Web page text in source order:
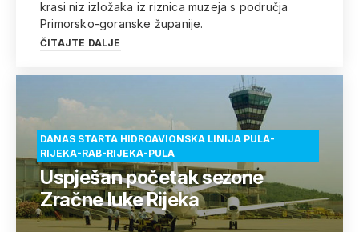
krasi niz izložaka iz riznica muzeja s područja
Primorsko-goranske županije.
ČITAJTE DALJE
DANAS STARTA HIDROAVIONSKA LINIJA PULA-
RIJEKA-RAB-RIJEKA-PULA
Uspješan početak sezone
Zračne luke Rijeka